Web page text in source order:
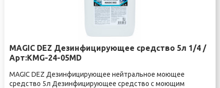
MAGIC DEZ Дезинфицирующее средство 5л 1/4 /
Арт:KMG-24-05MD
MAGIC DEZ Дезинфицирующее нейтральное моющее
средство 5л Дезинфицирующее средство с моющим